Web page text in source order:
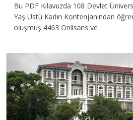
Bu PDF Kılavuzda 108 Devlet
Yaş Üstü Kadın Kontenjanından
oluşmuş 4463 Önlisans ve